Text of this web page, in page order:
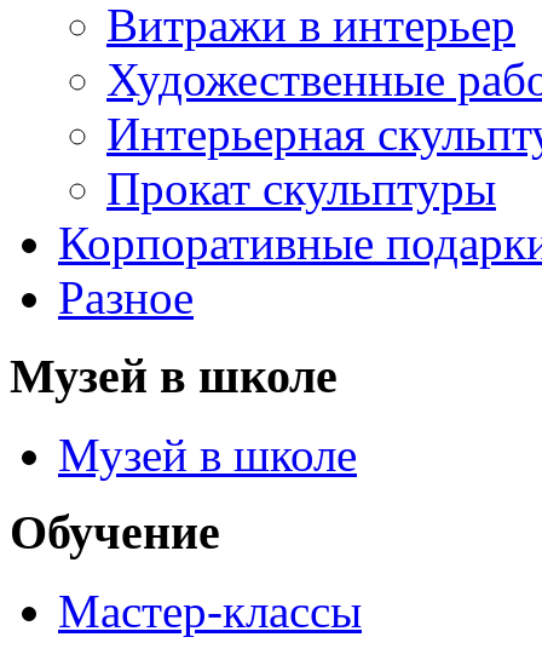
Витражи в интерьер
Художественные
Интерьерная
Прокат скульптуры
Корпоративные
Разное
Музей в школе
Музей в школе
Обучение
Мастер-классы